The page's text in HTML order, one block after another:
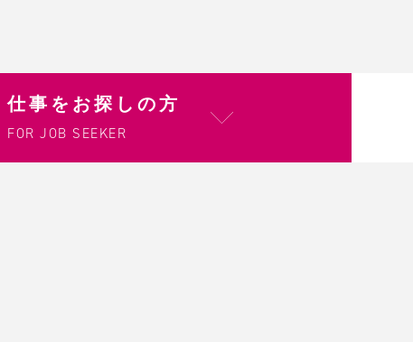
仕事をお探しの方
FOR JOB SEEKER